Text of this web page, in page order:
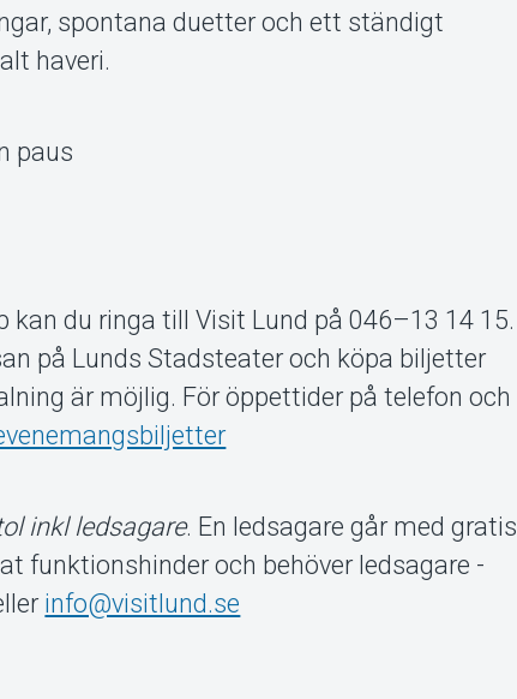
spontana duetter och ett ständigt
haveri.
paus
du ringa till Visit Lund på 046–13 14 15.
på Lunds Stadsteater och köpa biljetter
är möjlig. För öppettider på telefon och
inkl ledsagare. En ledsagare går med gratis
funktionshinder och behöver ledsagare -
info@visitlund.se